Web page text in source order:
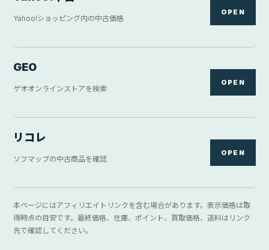
Yahoo!ショッピング内の中古価格
OPEN
GEO
ゲオオンラインストアを検索
OPEN
リコレ
ソフマップの中古商品を確認
OPEN
本ページにはアフィリエイトリンクを含む場合があります。表示価格は取
得時点の目安です。最終価格、在庫、ポイント、買取価格、送料はリンク
先で確認してください。